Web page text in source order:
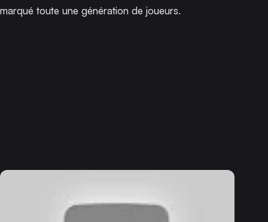
marqué toute une génération de joueurs.